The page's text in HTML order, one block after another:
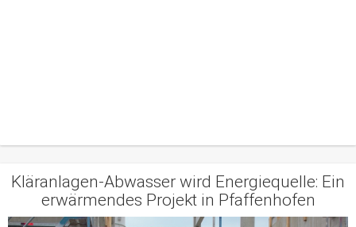
Kläranlagen-Abwasser wird Energiequelle: Ein
erwärmendes Projekt in Pfaffenhofen